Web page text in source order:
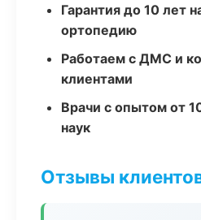
Гарантия до 10 лет
ортопедию
Работаем с ДМС и
клиентами
Врачи с опытом от
наук
Отзывы